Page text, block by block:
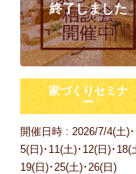
家づくりセミナ
ー
開催日時 : 2026/7/4(土)･
5(日)･11(土)･12(日)･18(
19(日)･25(土)･26(日)